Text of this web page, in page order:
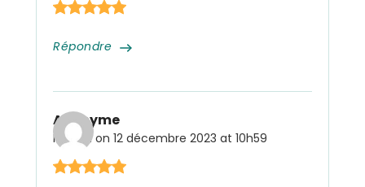
Répondre
Anonyme
Posted on 12 décembre 2023 at 10h59